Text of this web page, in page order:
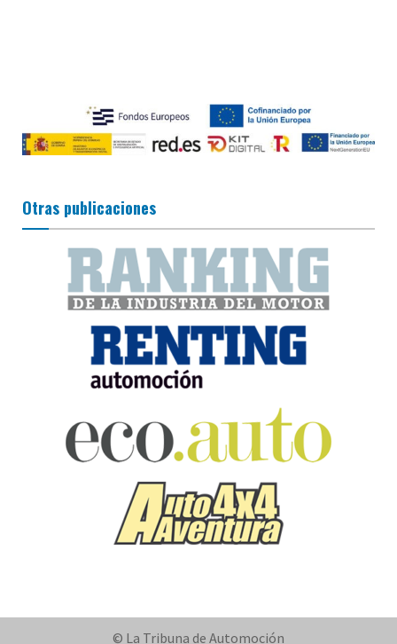
Otras publicaciones
© La Tribuna de Automoción